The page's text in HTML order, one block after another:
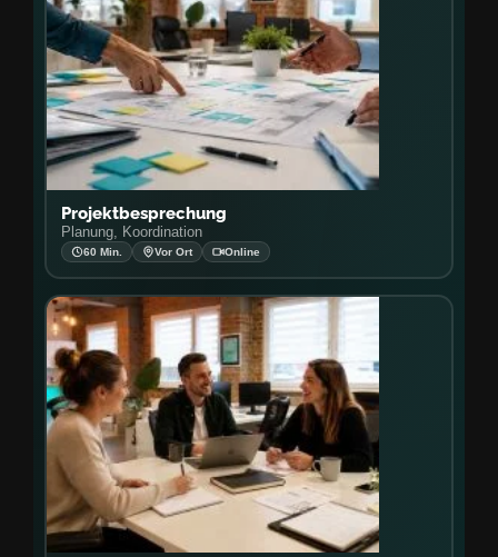
Projektbesprechung
Planung, Koordination
60 Min. Vor Ort Online